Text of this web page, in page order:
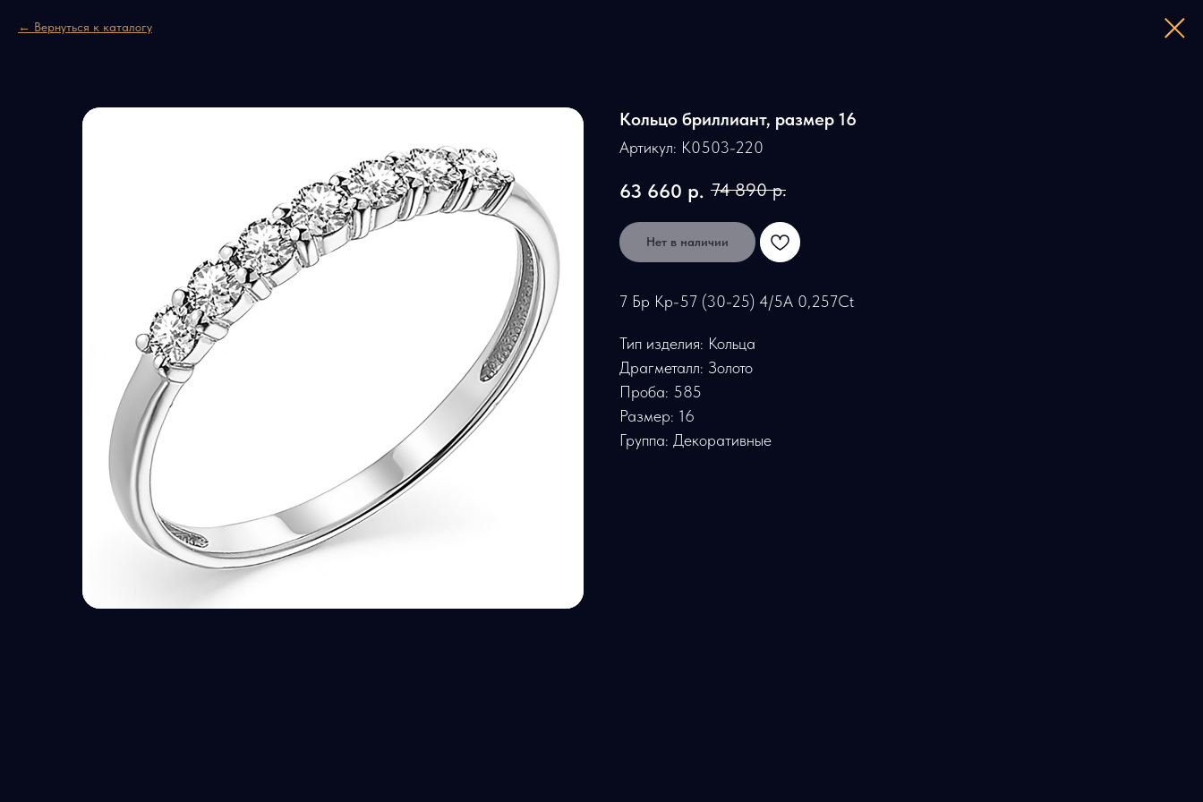
Вернуться к каталогу
Кольцо бриллиант, размер 16
Артикул: К0503-220
63 660 р. 74 890 р.
Нет в наличии
7 Бр Кр-57 (30-25) 4/5А 0,257Ct
Тип изделия: Кольца
Драгметалл: Золото
Проба: 585
Размер: 16
Группа: Декоративные